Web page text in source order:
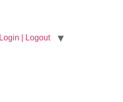
Login | Logout